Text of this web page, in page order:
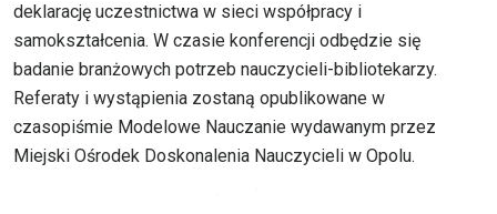
deklarację uczestnictwa w sieci współpracy i
samokształcenia. W czasie konferencji odbędzie się
badanie branżowych potrzeb nauczycieli-bibliotekarzy.
Referaty i wystąpienia zostaną opublikowane w
czasopiśmie Modelowe Nauczanie wydawanym przez
Miejski Ośrodek Doskonalenia Nauczycieli w Opolu.